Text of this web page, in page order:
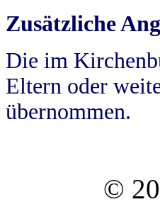
Zusätzliche
Die im
Eltern oder
übernommen.
©